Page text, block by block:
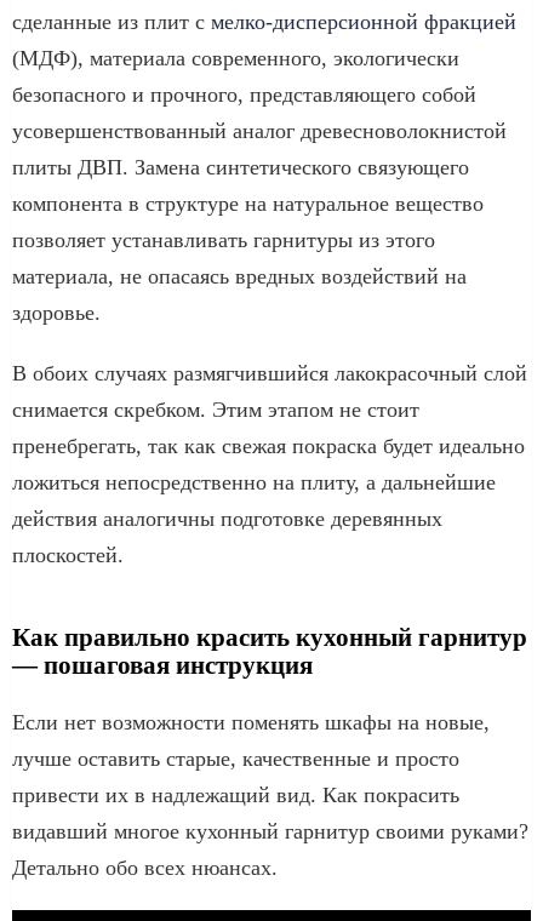
сделанные из плит с мелко-дисперсионной фракцией
(МДФ), материала современного, экологически
безопасного и прочного, представляющего собой
усовершенствованный аналог древесноволокнистой
плиты ДВП. Замена синтетического связующего
компонента в структуре на натуральное вещество
позволяет устанавливать гарнитуры из этого
материала, не опасаясь вредных воздействий на
здоровье.
В обоих случаях размягчившийся лакокрасочный слой
снимается скребком. Этим этапом не стоит
пренебрегать, так как свежая покраска будет идеально
ложиться непосредственно на плиту, а дальнейшие
действия аналогичны подготовке деревянных
плоскостей.
Как правильно красить кухонный гарнитур
— пошаговая инструкция
Если нет возможности поменять шкафы на новые,
лучше оставить старые, качественные и просто
привести их в надлежащий вид. Как покрасить
видавший многое кухонный гарнитур своими руками?
Детально обо всех нюансах.